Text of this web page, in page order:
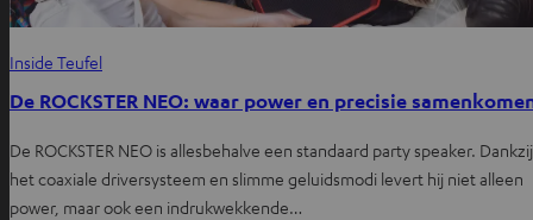
Inside Teufel
De ROCKSTER NEO: waar power en precisie
De ROCKSTER NEO is allesbehalve een standaard party speaker. Dankzij
het coaxiale driversysteem en slimme geluidsmodi levert hij niet alleen
power, maar ook een indrukwekkende…